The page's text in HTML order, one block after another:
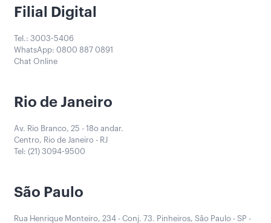
Filial Digital
Tel.: 3003-5406
WhatsApp: 0800 887 0891
Chat Online
Rio de Janeiro
Av. Rio Branco, 25 - 18o andar.
Centro, Rio de Janeiro - RJ
Tel: (21) 3094-9500
São Paulo
Rua Henrique Monteiro, 234 - Conj. 73. Pinheiros, São Paulo - SP -